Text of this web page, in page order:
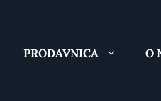
PRODAVNICA O